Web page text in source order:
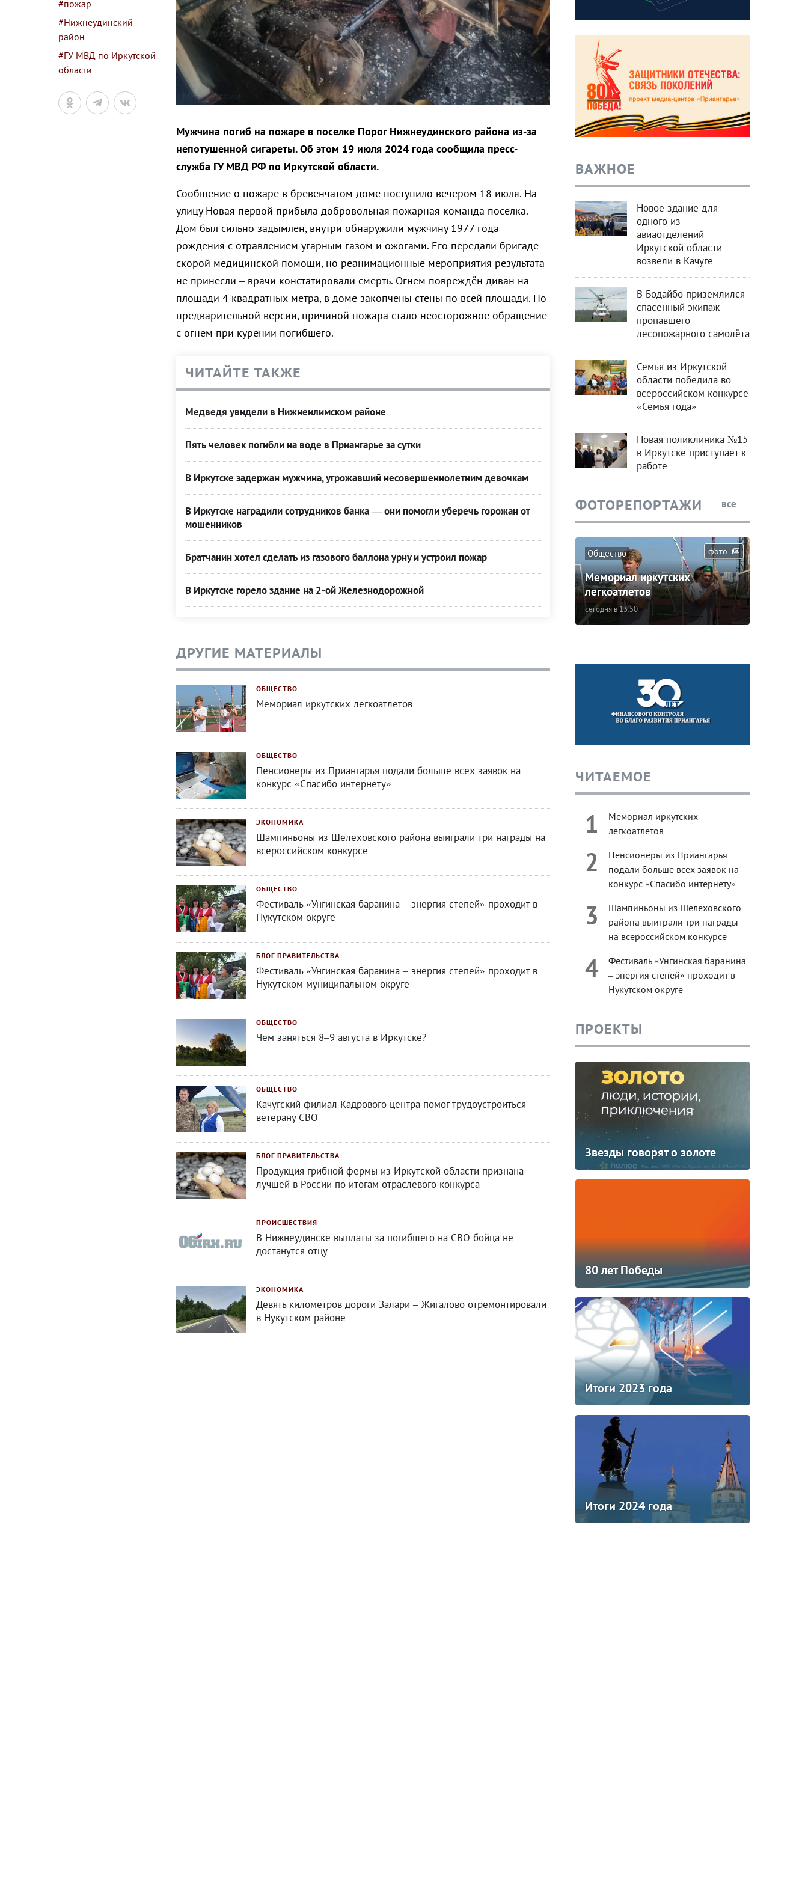
#пожар
#Нижнеудинский
район
#ГУ МВД по Иркутской
области
Мужчина погиб на пожаре в поселке Порог Нижнеудинского района из-за
непотушенной сигареты. Об этом 19 июля 2024 года сообщила пресс-
служба ГУ МВД РФ по Иркутской области.
Сообщение о пожаре в бревенчатом доме поступило вечером 18 июля. На
улицу Новая первой прибыла добровольная пожарная команда поселка.
Дом был сильно задымлен, внутри обнаружили мужчину 1977 года
рождения с отравлением угарным газом и ожогами. Его передали бригаде
скорой медицинской помощи, но реанимационные мероприятия результата
не принесли – врачи констатировали смерть. Огнем повреждён диван на
площади 4 квадратных метра, в доме закопчены стены по всей площади. По
предварительной версии, причиной пожара стало неосторожное обращение
с огнем при курении погибшего.
ЧИТАЙТЕ ТАКЖЕ
Медведя увидели в Нижнеилимском районе
Пять человек погибли на воде в Приангарье за сутки
В Иркутске задержан мужчина, угрожавший несовершеннолетним девочкам
В Иркутске наградили сотрудников банка — они помогли уберечь горожан от
мошенников
Братчанин хотел сделать из газового баллона урну и устроил пожар
В Иркутске горело здание на 2-ой Железнодорожной
ДРУГИЕ МАТЕРИАЛЫ
ОБЩЕСТВО
Мемориал иркутских легкоатлетов
ОБЩЕСТВО
Пенсионеры из Приангарья подали больше всех заявок на
конкурс «Спасибо интернету»
ЭКОНОМИКА
Шампиньоны из Шелеховского района выиграли три награды на
всероссийском конкурсе
ОБЩЕСТВО
Фестиваль «Унгинская баранина – энергия степей» проходит в
Нукутском округе
БЛОГ ПРАВИТЕЛЬСТВА
Фестиваль «Унгинская баранина – энергия степей» проходит в
Нукутском муниципальном округе
ОБЩЕСТВО
Чем заняться 8–9 августа в Иркутске?
ОБЩЕСТВО
Качугский филиал Кадрового центра помог трудоустроиться
ветерану СВО
БЛОГ ПРАВИТЕЛЬСТВА
Продукция грибной фермы из Иркутской области признана
лучшей в России по итогам отраслевого конкурса
ПРОИСШЕСТВИЯ
В Нижнеудинске выплаты за погибшего на СВО бойца не
достанутся отцу
ЭКОНОМИКА
Девять километров дороги Залари – Жигалово отремонтировали
в Нукутском районе
ВАЖНОЕ
Новое здание для
одного из
авиаотделений
Иркутской области
возвели в Качуге
В Бодайбо приземлился
спасенный экипаж
пропавшего
лесопожарного самолёта
Семья из Иркутской
области победила во
всероссийском конкурсе
«Семья года»
Новая поликлиника №15
в Иркутске приступает к
работе
ФОТОРЕПОРТАЖИ все
фото
Общество
Мемориал иркутских
легкоатлетов
сегодня в 13:50
ЧИТАЕМОЕ
1
Мемориал иркутских
легкоатлетов
2
Пенсионеры из Приангарья
подали больше всех заявок на
конкурс «Спасибо интернету»
3
Шампиньоны из Шелеховского
района выиграли три награды
на всероссийском конкурсе
4
Фестиваль «Унгинская баранина
– энергия степей» проходит в
Нукутском округе
ПРОЕКТЫ
Звезды говорят о золоте
80 лет Победы
Итоги 2023 года
Итоги 2024 года